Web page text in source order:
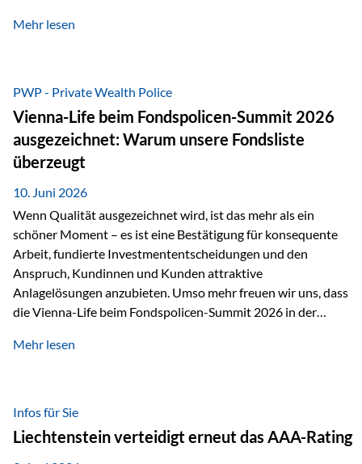
elektrischer – und genau dort spielt Silber eine
Leitfähigkeit aller Metalle. Diese Eigenschaft macht es für
zahlreiche Zukunftstechnologien praktisch unverzichtbar.
Silber findet sich unter anderem in: Solarmodulen
Elektrofahrzeugen Halbleitern Smartphones und Tablets…
Mehr lesen
PWP - Private Wealth Police
Vienna-Life beim Fondspolicen-Summit 2026
ausgezeichnet: Warum unsere Fondsliste
überzeugt
10. Juni 2026
Wenn Qualität ausgezeichnet wird, ist das mehr als ein
schöner Moment – es ist eine Bestätigung für konsequente
Arbeit, fundierte Investmententscheidungen und den
Anspruch, Kundinnen und Kunden attraktive
Anlagelösungen anzubieten. Umso mehr freuen wir uns, dass
die Vienna-Life beim Fondspolicen-Summit 2026 in der
dieser Ehrung ist der renommierte Fondspolicenreport der
analysiert und verglichen wurden. Das Ergebnis: Die ETF-
Auswahl der Vienna-Life zählt zu den drei besten Angeboten
am Markt. Für uns ist diese Auszeichnung eine Bestätigung
Mehr lesen
Infos für Sie
Liechtenstein verteidigt erneut das AAA-Rating